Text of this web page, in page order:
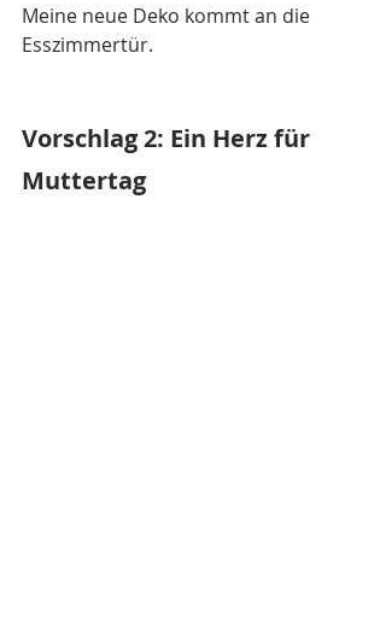
Meine neue Deko kommt an die
Esszimmertür.
Vorschlag 2: Ein Herz für
Muttertag